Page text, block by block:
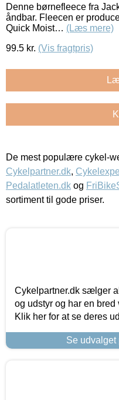
Denne børnefleece fra
åndbar. Fleecen er
Quick Moist… (Læs mere)
99.5 kr. (Vis fragtpris)
De mest populære cykel-
Cykelpartner.dk,
Pedalatleten.dk og
sortiment til gode priser.
Cykelpartner.dk sælger
og udstyr og har en
Klik her for at se deres
Se udvalget